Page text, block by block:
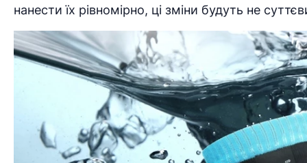
нанести їх рівномірно, ці зміни будуть не